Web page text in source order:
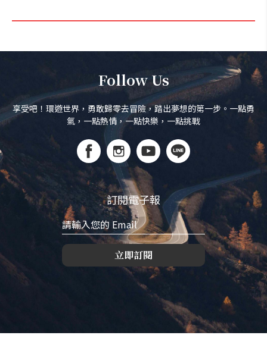
Follow Us
享受吧！環遊世界，勇敢歸零去冒險，踏出夢想的第一步。一點勇
氣，一點熱情，一點快樂，一點挑戰
訂閱電子報
立即訂閱